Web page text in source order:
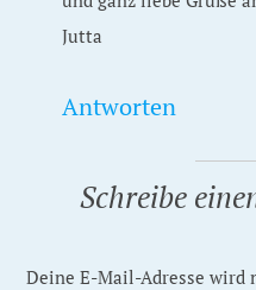
Jutta
Antworten
Schreibe
Deine E-Mail-Adresse